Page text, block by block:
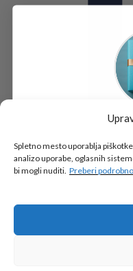
Spletno mesto uporablja
analizo uporabe, oglasnih
bi mogli nuditi. Preberi
🎁
Vpiši podatke za